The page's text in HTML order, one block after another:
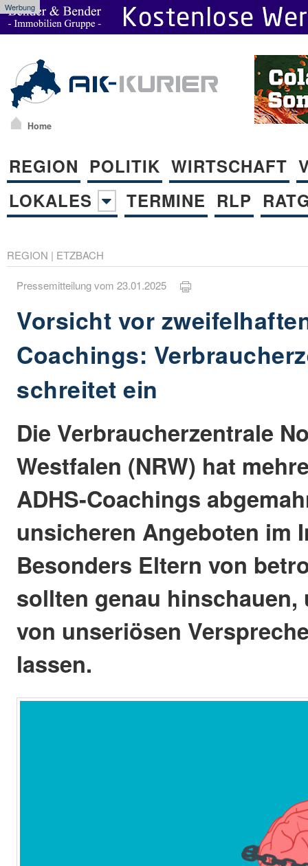
Werbung
Home
REGION POLITIK WIRTSCHAFT
LOKALES
TERMINE RLP
REGION | ETZBACH
Pressemitteilung vom 23.01.2025
Vorsicht vor
Coachings:
schreitet ein
Die Verbraucherzentrale
Westfalen (NRW) hat
ADHS-Coachings
unsicheren Angeboten im
Besonders Eltern von
sollten genau
von unseriösen
lassen.